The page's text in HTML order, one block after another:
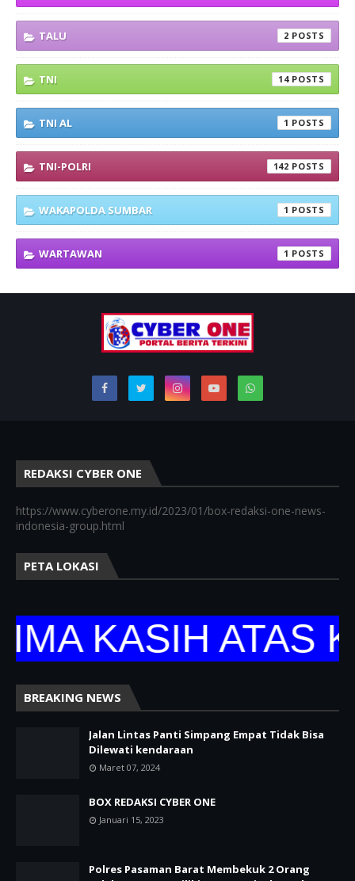
TALU 2
TNI 14
TNI AL 1
TNI-POLRI 142
WAKAPOLDA SUMBAR 1
WARTAWAN 1
REDAKSI CYBER ONE
https://www.cyberone.my.id/2023/01/box-redaksi-one-news-
indonesia-group.html
PETA LOKASI
KASIH ATAS
BREAKING NEWS
Jalan Lintas Panti Simpang Empat Tidak Bisa
Dilewati kendaraan
Maret 07, 2024
BOX REDAKSI CYBER ONE
Januari 15, 2023
Polres Pasaman Barat Membekuk 2 Orang